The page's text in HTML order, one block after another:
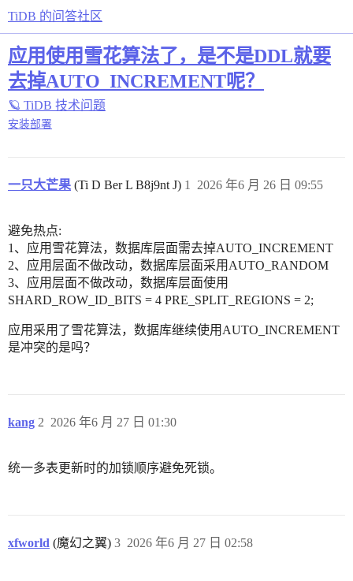
TiDB 的问答社区
应用使用雪花算法了，是不是DDL就要
去掉AUTO_INCREMENT呢？
🪐 TiDB 技术问题
安装部署
一只大芒果 (Ti D Ber L B8j9nt J) 2026 年6 月 26 日 09:55
1
避免热点:
1、应用雪花算法，数据库层面需去掉AUTO_INCREMENT
2、应用层面不做改动，数据库层面采用AUTO_RANDOM
3、应用层面不做改动，数据库层面使用
SHARD_ROW_ID_BITS = 4 PRE_SPLIT_REGIONS = 2;
应用采用了雪花算法，数据库继续使用AUTO_INCREMENT
是冲突的是吗？
kang 2026 年6 月 27 日 01:30
2
统一多表更新时的加锁顺序避免死锁。
xfworld (魔幻之翼) 2026 年6 月 27 日 02:58
3